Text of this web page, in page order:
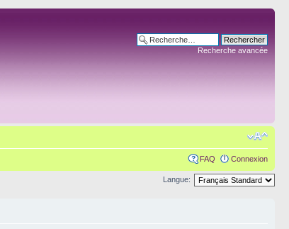
Recherche avancée
FAQ Connexion
Langue: